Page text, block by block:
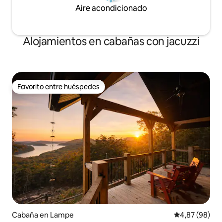
Aire acondicionado
Alojamientos en cabañas con jacuzzi
Favorito entre huéspedes
Favorito entre huéspedes
Cabaña en Lampe Calificación
4,87 (98)